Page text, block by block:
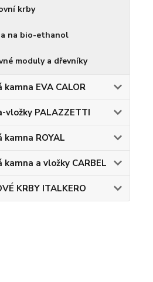
krby
na bio-ethanol
moduly a dřevníky
kamna EVA CALOR
vložky PALAZZETTI
kamna ROYAL
kamna a vložky CARBEL
KRBY ITALKERO